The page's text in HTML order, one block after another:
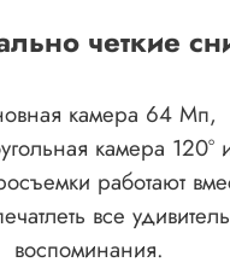
четкие
камера 64 Мп,
камера 120°
работают
все
воспоминания.